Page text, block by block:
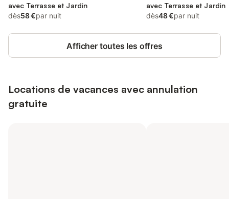
avec Terrasse et Jardin
dès58 €par nuit
avec Terrasse et Jardin
dès48 €par nuit
Afficher toutes les offres
Locations de vacances avec annulation
gratuite